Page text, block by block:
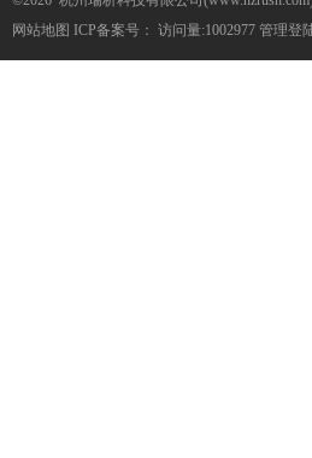
网站地图 ICP备案号： 访问量:1002977 管理登